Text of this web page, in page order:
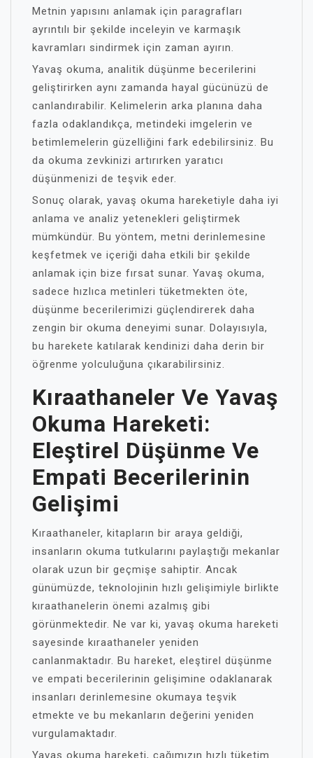
Metnin yapısını anlamak için paragrafları
ayrıntılı bir şekilde inceleyin ve karmaşık
kavramları sindirmek için zaman ayırın.
Yavaş okuma, analitik düşünme becerilerini
geliştirirken aynı zamanda hayal gücünüzü de
canlandırabilir. Kelimelerin arka planına daha
fazla odaklandıkça, metindeki imgelerin ve
betimlemelerin güzelliğini fark edebilirsiniz. Bu
da okuma zevkinizi artırırken yaratıcı
düşünmenizi de teşvik eder.
Sonuç olarak, yavaş okuma hareketiyle daha iyi
anlama ve analiz yetenekleri geliştirmek
mümkündür. Bu yöntem, metni derinlemesine
keşfetmek ve içeriği daha etkili bir şekilde
anlamak için bize fırsat sunar. Yavaş okuma,
sadece hızlıca metinleri tüketmekten öte,
düşünme becerilerimizi güçlendirerek daha
zengin bir okuma deneyimi sunar. Dolayısıyla,
bu harekete katılarak kendinizi daha derin bir
öğrenme yolculuğuna çıkarabilirsiniz.
Kıraathaneler Ve Yavaş
Okuma Hareketi:
Eleştirel Düşünme Ve
Empati Becerilerinin
Gelişimi
Kıraathaneler, kitapların bir araya geldiği,
insanların okuma tutkularını paylaştığı mekanlar
olarak uzun bir geçmişe sahiptir. Ancak
günümüzde, teknolojinin hızlı gelişimiyle birlikte
kıraathanelerin önemi azalmış gibi
görünmektedir. Ne var ki, yavaş okuma hareketi
sayesinde kıraathaneler yeniden
canlanmaktadır. Bu hareket, eleştirel düşünme
ve empati becerilerinin gelişimine odaklanarak
insanları derinlemesine okumaya teşvik
etmekte ve bu mekanların değerini yeniden
vurgulamaktadır.
Yavaş okuma hareketi, çağımızın hızlı tüketim